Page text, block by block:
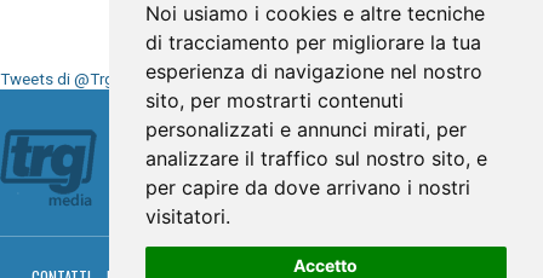
Noi usiamo i cookies e altre tecniche
di tracciamento per migliorare la tua
esperienza di navigazione nel nostro
sito, per mostrarti contenuti
personalizzati e annunci mirati, per
analizzare il traffico sul nostro sito, e
per capire da dove arrivano i nostri
visitatori.
Accetto
Tweets di @TrgMedia
Seguici su